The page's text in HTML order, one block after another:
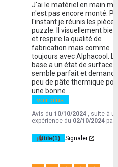
J'ai le matériel en main
n'est pas encore monté.
l'instant je réunis les
puzzle. Il visuellement
et respire la qualité de
fabrication mais comme
toujours avec Alphacool.
base a un état de surface
semble parfait et
peu de pâte thermique
une bonne...
voir plus
Avis du 10/10/2024 , suite à
expérience du 02/10/2024 par
Utile(1) Signaler